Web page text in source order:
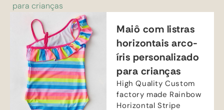
para crianças
Maiô com listras
horizontais arco-
íris personalizado
para crianças
High Quality Custom
factory made Rainbow
Horizontal Stripe